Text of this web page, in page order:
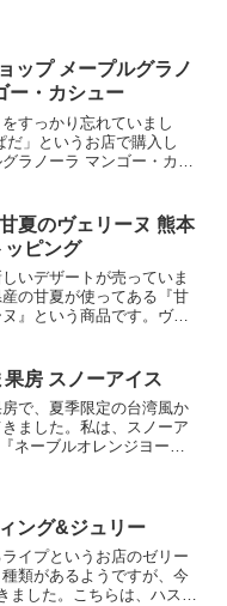
たので、...
ップ メープルグラノ
ー・カシュー
すっかり忘れていまし
だ」というお店で購入し
ラノーラ マンゴー・カシ
。 メープルがコーティン
アル...
夏のヴェリーヌ 熊本
ッピング
いデザートが売っていま
の甘夏が使ってある『甘
』という商品です。ヴェ
のだそうです。果物から
ことと、個人...
果房 スノーアイス
で、夏季限定の台湾風か
ました。私は、スノーア
ネーブルオレンジヨーグ
ング&ジュリー
イプというお店のゼリー
類があるようですが、今
ました。こちらは、ハスカ